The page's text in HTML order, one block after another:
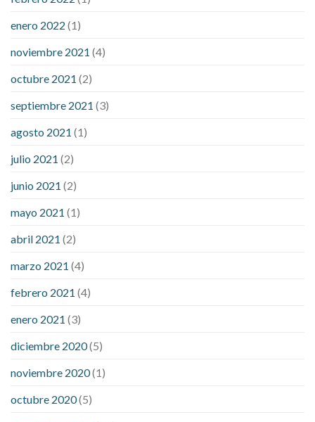
enero 2022 (1)
noviembre 2021 (4)
octubre 2021 (2)
septiembre 2021 (3)
agosto 2021 (1)
julio 2021 (2)
junio 2021 (2)
mayo 2021 (1)
abril 2021 (2)
marzo 2021 (4)
febrero 2021 (4)
enero 2021 (3)
diciembre 2020(5)
noviembre 2020(1)
octubre 2020(5)